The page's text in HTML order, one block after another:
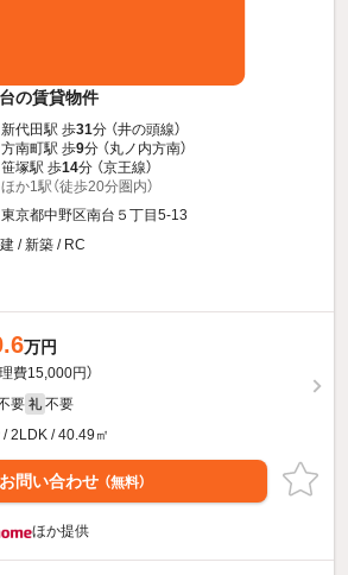
の賃貸物件
新代田駅 歩31分 （井の頭線）
方南町駅 歩9分 （丸ノ内方南）
笹塚駅 歩14分 （京王線）
ほか1駅（徒歩20分圏内）
東京都中野区南台５丁目5-13
/ 新築 / RC
万円
理費15,000円）
要 礼 不要
/ 2LDK / 40.49㎡
お問い合わせ （無料）
ほか提供